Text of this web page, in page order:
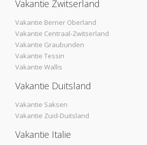
Vakantie Zwitserland
Vakantie Berner Oberland
Vakantie Centraal-Zwitserland
Vakantie Graubunden
Vakantie Tessin
Vakantie Wallis
Vakantie Duitsland
Vakantie Saksen
Vakantie Zuid-Duitsland
Vakantie Italie